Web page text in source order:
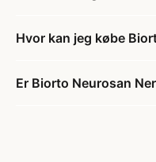
Hvor kan jeg købe
Er Biorto Neurosan